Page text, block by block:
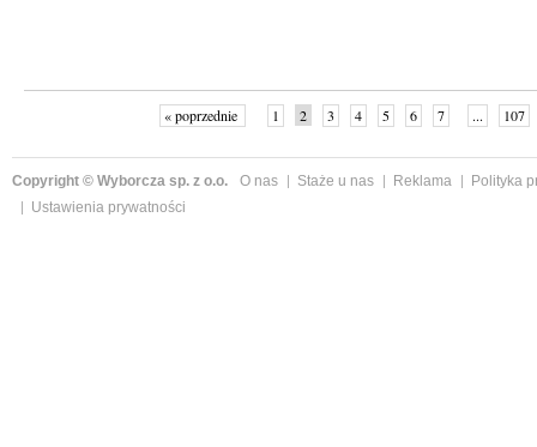
« poprzednie 1 2 3 4 5 6 7 ... 107
Copyright © Wyborcza sp. z o.o. O nas Staże u nas Reklama
Polityka
Ustawienia prywatności